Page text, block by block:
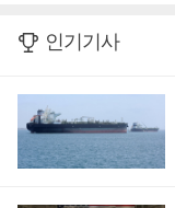
인기기사